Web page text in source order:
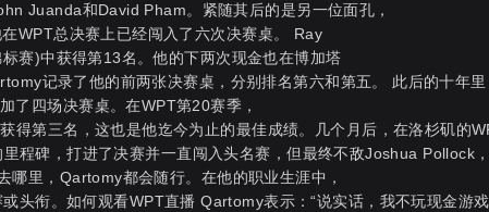
Juanda和David Pham。紧随其后的是另一位面孔，
WPT总决赛上已经闯入了六次决赛桌。 Ray
赛)中获得第13名。他的下两次现金也在博加塔
记录了他的前两张决赛桌，分别排名第六和第五。 此后的十年
了四场决赛桌。在WPT第20赛季，
得第三名，这也是他迄今为止的最佳成绩。几个月后，在洛杉矶的
程碑，打进了决赛并一直闯入头名赛，但最终不敌Joshua Pollock
里，Qartomy都会随行。在他的职业生涯中，
头衔。如何观看WPT直播 Qartomy表示：“说实话，我不玩现金游